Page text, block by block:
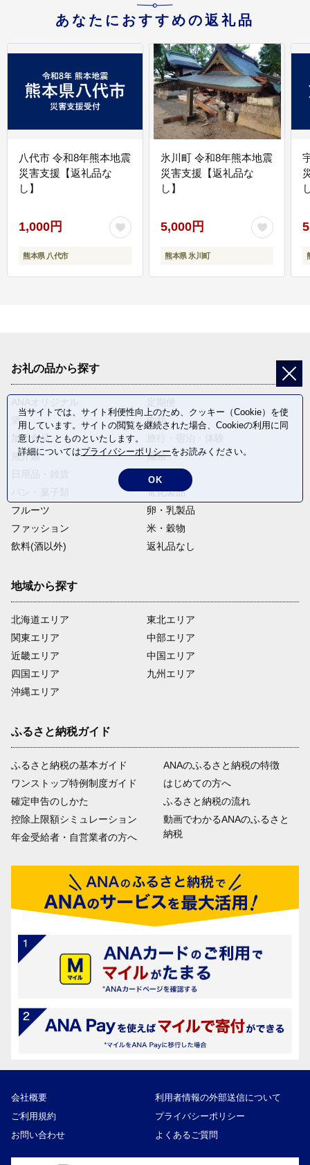
あなたにおすすめの返礼品
八代市 令和8年熊本地震
災害支援【返礼品な
し】
1,000円
熊本県 八代市
氷川町 令和8年熊本地震
災害支援【返礼品な
し】
5,000円
熊本県 氷川町
お礼の品から探す
酒
肉類
加工食品
魚介類
麺類
野菜
電化製品
フルーツ
卵・乳製品
ファッション
米・穀物
飲料(酒以外)
返礼品なし
地域から探す
北海道エリア
関東エリア
近畿エリア
四国エリア
沖縄エリア
東北エリア
中部エリア
中国エリア
九州エリア
ふるさと納税ガイド
ふるさと納税の基本ガイド
ワンストップ特例制度ガイド
確定申告のしかた
控除上限額シミュレーション
年金受給者・自営業者の方へ
ANAのふるさと納税の特徴
はじめての方へ
ふるさと納税の流れ
動画でわかるANAのふるさと
納税
会社概要
利用者情報の外部送信について
ご利用規約
プライバシーポリシー
お問い合わせ
よくあるご質問
当サイトでは、サイト利便性向上のため、クッキー（Cookie）を使
用しています。サイトの閲覧を継続された場合、Cookieの利用に同
意したことものといたします。
詳細についてはプライバシーポリシーをお読みください。
OK